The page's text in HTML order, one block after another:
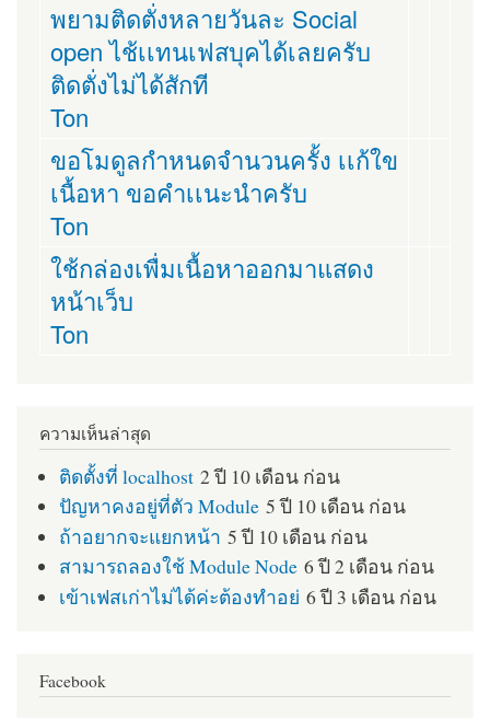
พยามติดตั่งหลายวันละ Social
open ไช้เเทนเฟสบุคได้เลยครับ
ติดตั่งไม่ได้สักที
Ton
ขอโมดูลกำหนดจำนวนครั้ง เเก้ใข
เนื้อหา ขอคำเเนะนำครับ
Ton
ใช้กล่องเพื่มเนื้อหาออกมาแสดง
หน้าเว็บ
Ton
ความเห็นล่าสุด
ติดตั้งที่ localhost 2 ปี 10 เดือน ก่อน
ปัญหาคงอยู่ที่ตัว Module 5 ปี 10 เดือน ก่อน
ถ้าอยากจะแยกหน้า 5 ปี 10 เดือน ก่อน
สามารถลองใช้ Module Node 6 ปี 2 เดือน ก่อน
เข้าเฟสเก่าไม่ได้ค่ะต้องทำอย่ 6 ปี 3 เดือน ก่อน
Facebook